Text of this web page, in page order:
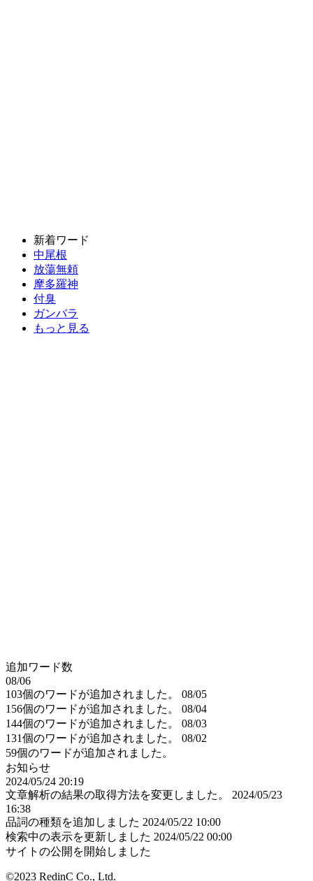
新着ワード
中尾根
放蕩無頼
摩多羅神
付臭
ガンバラ
もっと見る
追加ワード数
08/06
103個のワードが追加されました。
08/05
156個のワードが追加されました。
08/04
144個のワードが追加されました。
08/03
131個のワードが追加されました。
08/02
59個のワードが追加されました。
お知らせ
2024/05/24 20:19
文章解析の結果の取得方法を変更しました。
2024/05/23
16:38
品詞の種類を追加しました 2024/05/22 10:00
検索中の表示を更新しました 2024/05/22 00:00
サイトの公開を開始しました
©2023 RedinC Co., Ltd.